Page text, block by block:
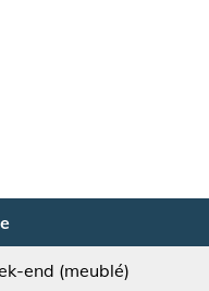
end (meublé)